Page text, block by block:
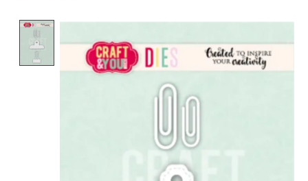
Product image slideshow Items